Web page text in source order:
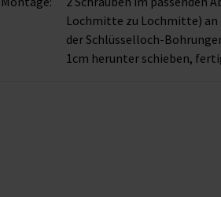
Lochmitte zu Lochmitte) an
der Schlüsselloch-
1cm herunter schieben,